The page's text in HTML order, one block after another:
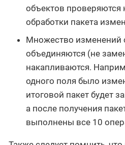
объектов проверяются
обработки пакета
Множество изменений
объединяются (не
накапливаются.
одного поля было
итоговой пакет будет
а после получения
выполнены все 10